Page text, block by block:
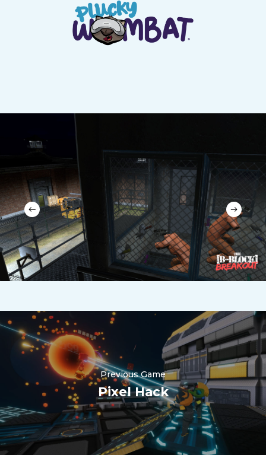
Previous Game
Pixel Hack